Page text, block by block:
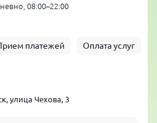
08:00–22:00
платежей Оплата услуг
улица Чехова, 3